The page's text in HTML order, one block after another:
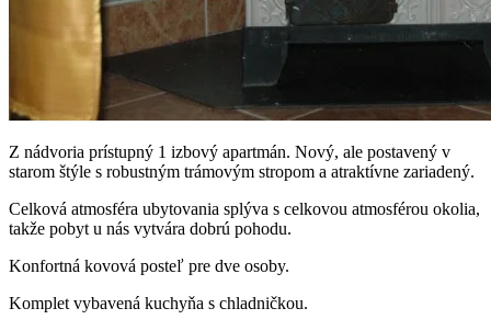
Z nádvoria prístupný 1 izbový apartmán. Nový, ale postavený v
starom štýle s robustným trámovým stropom a atraktívne zariadený.
Celková atmosféra ubytovania splýva s celkovou atmosférou okolia,
takže pobyt u nás vytvára dobrú pohodu.
Konfortná kovová posteľ pre dve osoby.
Komplet vybavená kuchyňa s chladničkou.